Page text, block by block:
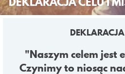
WSPÓLNOTA
"Naszym celem jest
Czynimy to niosąc